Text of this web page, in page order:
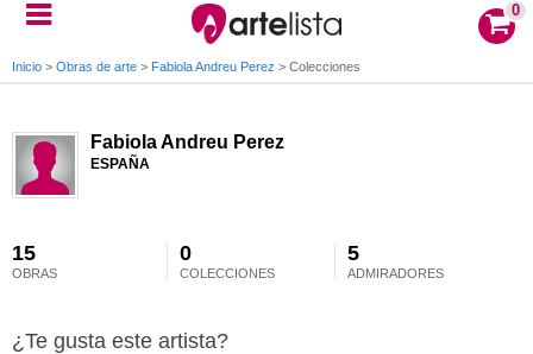
0
Inicio > Obras de arte > Fabiola Andreu Perez > Colecciones
Fabiola Andreu Perez
ESPAÑA
15
OBRAS
0
COLECCIONES
5
ADMIRADORES
¿Te gusta este artista?